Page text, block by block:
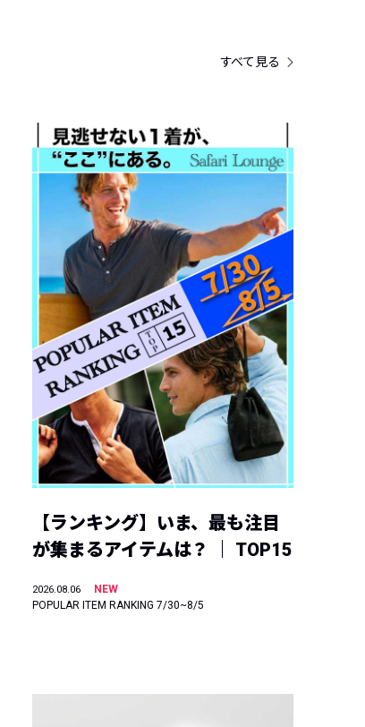
すべて見る
【ランキング】いま、最も注目
が集まるアイテムは？ ｜ TOP15
2026.08.06
NEW
POPULAR ITEM RANKING 7/30~8/5